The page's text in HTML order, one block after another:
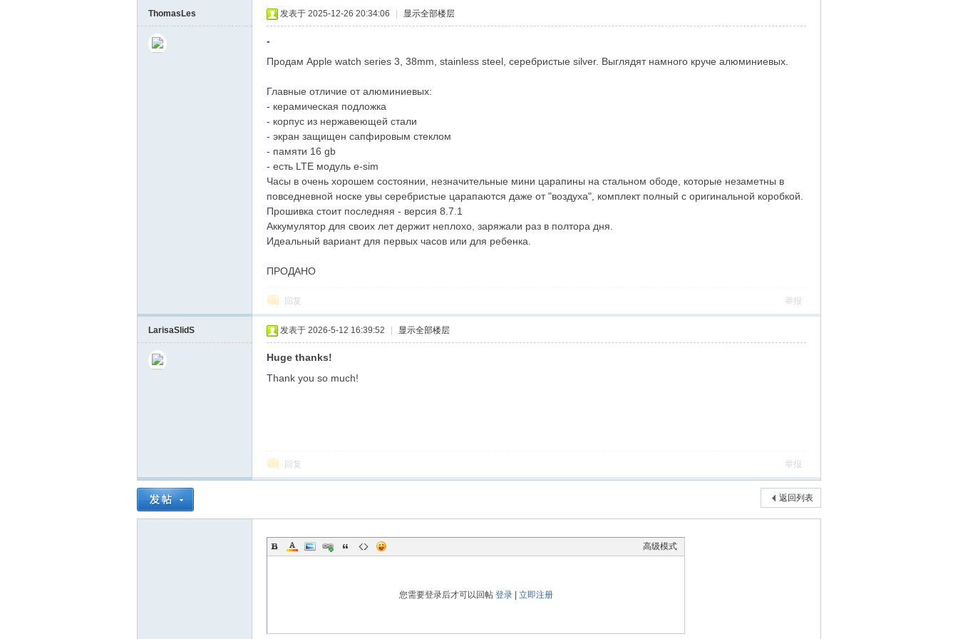
ThomasLes 发表于 2025-12-26 20:34:06 显示全部楼层
-
Продам Apple watch series 3, 38mm, stainless steel, серебристые silver. Выглядят намного круче алюминиевых.
Главные отличие от алюминиевых:
- керамическая подложка
- корпус из нержавеющей стали
- экран защищен сапфировым стеклом
- памяти 16 gb
- есть LTE модуль e-sim
Часы в очень хорошем состоянии, незначительные мини царапины на стальном ободе, которые незаметны в
повседневной носке увы серебристые царапаются даже от "воздуха", комплект полный с оригинальной коробкой.
Прошивка стоит последняя - версия 8.7.1
Аккумулятор для своих лет держит неплохо, заряжали раз в полтора дня.
Идеальный вариант для первых часов или для ребенка.
ПРОДАНО
回复 举报
LarisaSlidS 发表于 2026-5-12 16:39:52 显示全部楼层
Huge thanks!
Thank you so much!
回复 举报
返回列表
高级模式
您需要登录后才可以回帖 登录| 立即注册